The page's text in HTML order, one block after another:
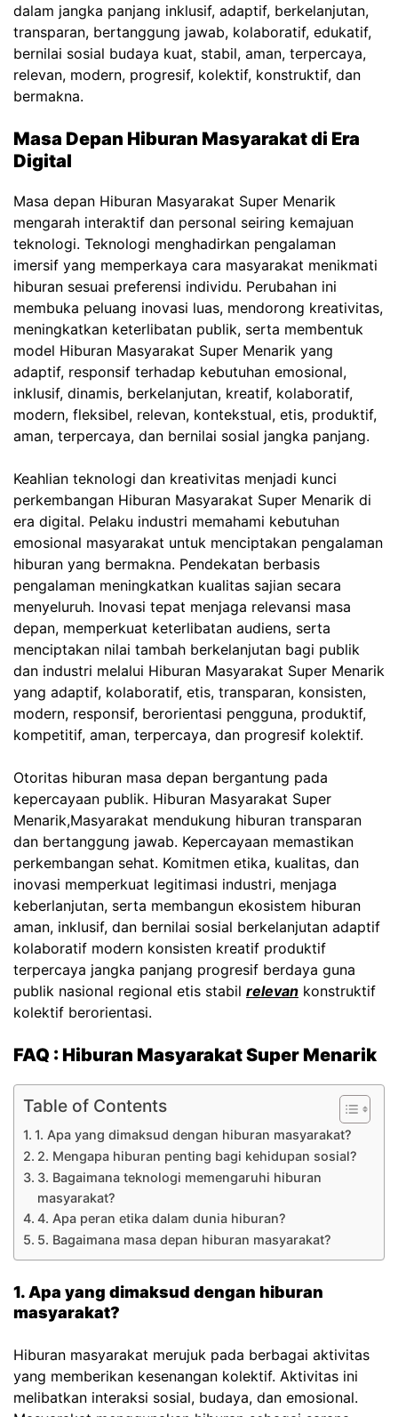
dalam jangka panjang inklusif, adaptif, berkelanjutan,
transparan, bertanggung jawab, kolaboratif, edukatif,
bernilai sosial budaya kuat, stabil, aman, terpercaya,
relevan, modern, progresif, kolektif, konstruktif, dan
bermakna.
Masa Depan Hiburan Masyarakat di Era
Digital
Masa depan Hiburan Masyarakat Super Menarik
mengarah interaktif dan personal seiring kemajuan
teknologi. Teknologi menghadirkan pengalaman
imersif yang memperkaya cara masyarakat menikmati
hiburan sesuai preferensi individu. Perubahan ini
membuka peluang inovasi luas, mendorong kreativitas,
meningkatkan keterlibatan publik, serta membentuk
model Hiburan Masyarakat Super Menarik yang
adaptif, responsif terhadap kebutuhan emosional,
inklusif, dinamis, berkelanjutan, kreatif, kolaboratif,
modern, fleksibel, relevan, kontekstual, etis, produktif,
aman, terpercaya, dan bernilai sosial jangka panjang.
Keahlian teknologi dan kreativitas menjadi kunci
perkembangan Hiburan Masyarakat Super Menarik di
era digital. Pelaku industri memahami kebutuhan
emosional masyarakat untuk menciptakan pengalaman
hiburan yang bermakna. Pendekatan berbasis
pengalaman meningkatkan kualitas sajian secara
menyeluruh. Inovasi tepat menjaga relevansi masa
depan, memperkuat keterlibatan audiens, serta
menciptakan nilai tambah berkelanjutan bagi publik
dan industri melalui Hiburan Masyarakat Super Menarik
yang adaptif, kolaboratif, etis, transparan, konsisten,
modern, responsif, berorientasi pengguna, produktif,
kompetitif, aman, terpercaya, dan progresif kolektif.
Otoritas hiburan masa depan bergantung pada
kepercayaan publik. Hiburan Masyarakat Super
Menarik,Masyarakat mendukung hiburan transparan
dan bertanggung jawab. Kepercayaan memastikan
perkembangan sehat. Komitmen etika, kualitas, dan
inovasi memperkuat legitimasi industri, menjaga
keberlanjutan, serta membangun ekosistem hiburan
aman, inklusif, dan bernilai sosial berkelanjutan adaptif
kolaboratif modern konsisten kreatif produktif
terpercaya jangka panjang progresif berdaya guna
publik nasional regional etis stabil relevan konstruktif
kolektif berorientasi.
FAQ : Hiburan Masyarakat Super Menarik
Table of Contents
1. Apa yang dimaksud dengan hiburan masyarakat?
2. Mengapa hiburan penting bagi kehidupan sosial?
3. Bagaimana teknologi memengaruhi hiburan
masyarakat?
4. Apa peran etika dalam dunia hiburan?
5. Bagaimana masa depan hiburan masyarakat?
1. Apa yang dimaksud dengan hiburan
masyarakat?
Hiburan masyarakat merujuk pada berbagai aktivitas
yang memberikan kesenangan kolektif. Aktivitas ini
melibatkan interaksi sosial, budaya, dan emosional.